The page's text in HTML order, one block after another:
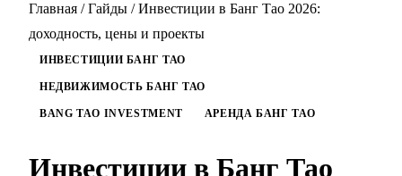
Главная / Гайды / Инвестиции в Банг Тао 2026:
доходность, цены и проекты
ИНВЕСТИЦИИ БАНГ ТАО
НЕДВИЖИМОСТЬ БАНГ ТАО
BANG TAO INVESTMENT АРЕНДА БАНГ ТАО
Инвестиции в Банг Тао